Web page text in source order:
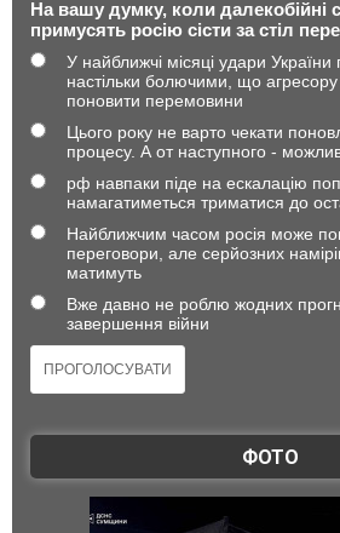
На вашу думку, коли далекобійні
примусять росію сісти за стіл
У найближчі місяці удари України
настільки болючими, що
поновити перемовини
Цього року не варто чекати
процесу. А от наступного -
рф навпаки піде на ескалацію
намагатиметься триматися до
Найближчим часом росія може
переговори, але серйозних
матимуть
Вже давно не роблю жодних
завершення війни
ФОТО